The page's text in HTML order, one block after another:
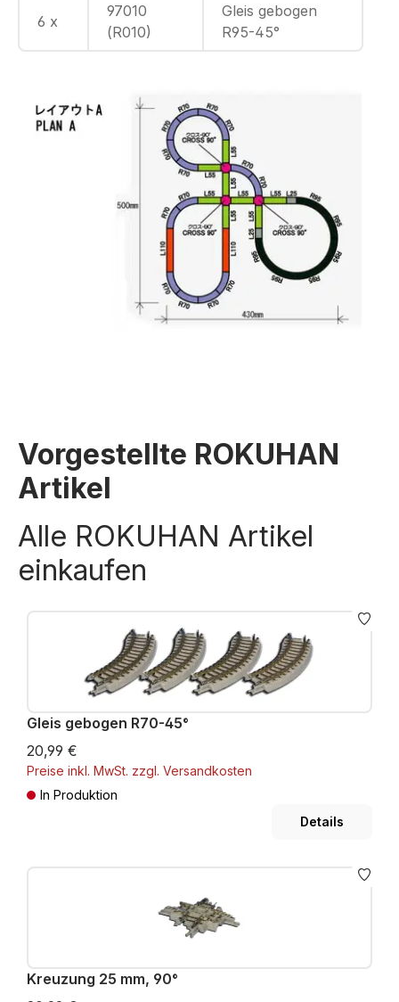
6 x
97010
(R010)
Gleis gebogen
R95-45°
Vorgestellte ROKUHAN
Artikel
Alle ROKUHAN Artikel
einkaufen
Gleis gebogen R70-45°
20,99 €
Preise inkl. MwSt. zzgl. Versandkosten
In Produktion
Details
Kreuzung 25 mm, 90°